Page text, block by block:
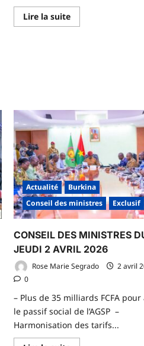
Lire la suiteEn
savoir
2026
Actualité
Burkina
Conseil des ministres
Exclusif
CONSEIL DES MINISTRES
JEUDI 2 AVRIL 2026
Rose Marie Segrado
2 avril
0
– Plus de 35 milliards FCFA
le passif social de l’AGSP –
Harmonisation des tarifs...